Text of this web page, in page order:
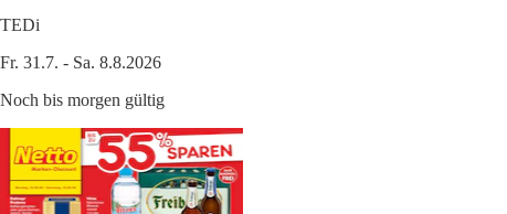
TEDi
Fr. 31.7. - Sa. 8.8.2026
Noch bis morgen gültig